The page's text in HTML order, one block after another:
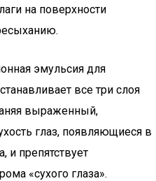
на поверхности
эмульсия для
все три слоя
выраженный,
глаз, появляющиеся в
и препятствует
«сухого глаза».